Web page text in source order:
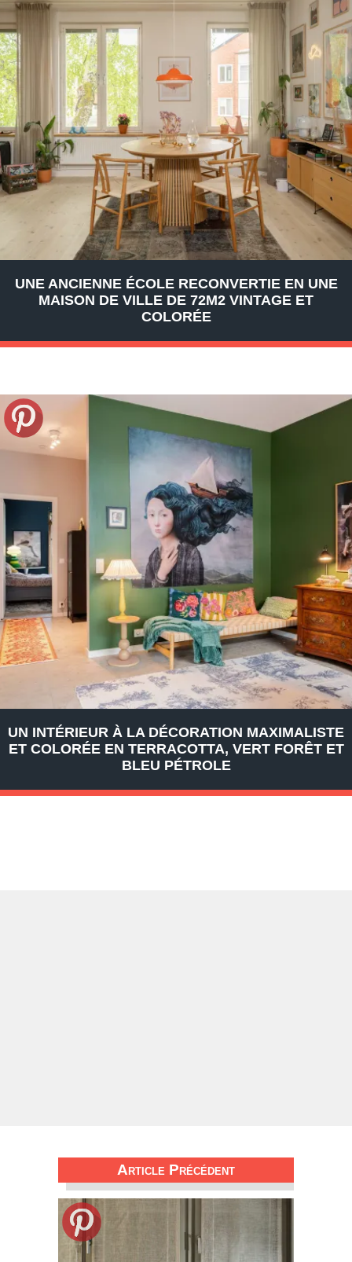
UNE ANCIENNE ÉCOLE RECONVERTIE EN UNE
MAISON DE VILLE DE 72M2 VINTAGE ET
COLORÉE
UN INTÉRIEUR À LA DÉCORATION MAXIMALISTE
ET COLORÉE EN TERRACOTTA, VERT FORÊT ET
BLEU PÉTROLE
Article Précédent